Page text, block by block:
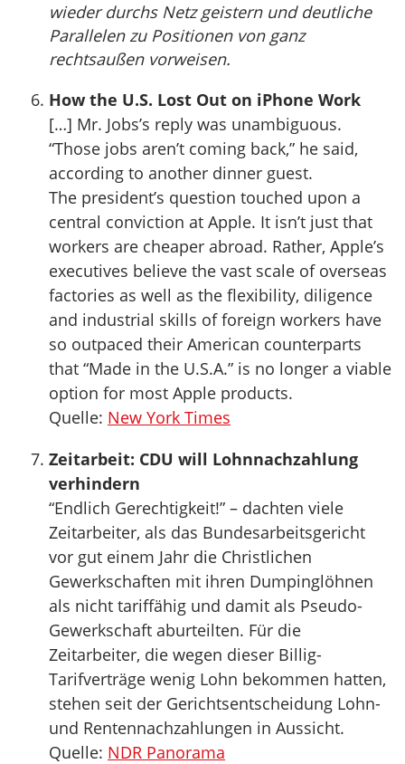
wieder durchs Netz geistern und deutliche
Parallelen zu Positionen von ganz
rechtsaußen vorweisen.
How the U.S. Lost Out on iPhone Work
[…] Mr. Jobs’s reply was unambiguous.
“Those jobs aren’t coming back,” he said,
according to another dinner guest.
The president’s question touched upon a
central conviction at Apple. It isn’t just that
workers are cheaper abroad. Rather, Apple’s
executives believe the vast scale of overseas
factories as well as the flexibility, diligence
and industrial skills of foreign workers have
so outpaced their American counterparts
that “Made in the U.S.A.” is no longer a viable
option for most Apple products.
Quelle: New York Times
Zeitarbeit: CDU will Lohnnachzahlung
verhindern
“Endlich Gerechtigkeit!” – dachten viele
Zeitarbeiter, als das Bundesarbeitsgericht
vor gut einem Jahr die Christlichen
Gewerkschaften mit ihren Dumpinglöhnen
als nicht tariffähig und damit als Pseudo-
Gewerkschaft aburteilten. Für die
Zeitarbeiter, die wegen dieser Billig-
Tarifverträge wenig Lohn bekommen hatten,
stehen seit der Gerichtsentscheidung Lohn-
und Rentennachzahlungen in Aussicht.
Quelle: NDR Panorama